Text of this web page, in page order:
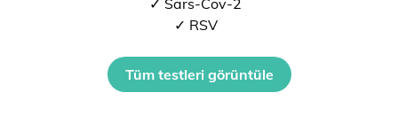
✓ Sars-Cov-2
✓ RSV
Tüm testleri görüntüle